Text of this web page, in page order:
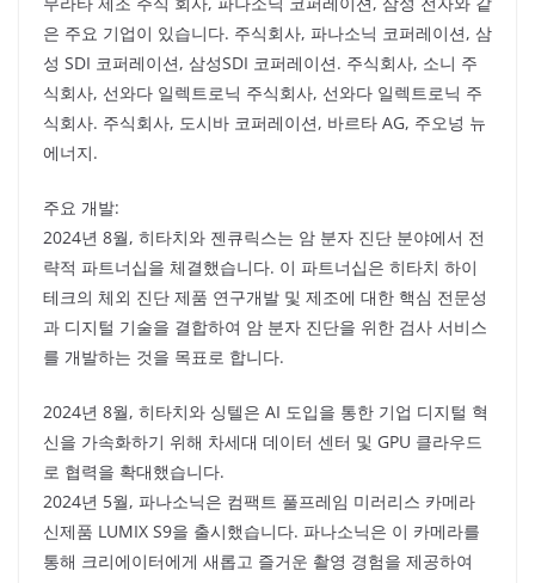
은 주요 기업이 있습니다. 주식회사, 파나소닉 코퍼레이션, 삼
성 SDI 코퍼레이션, 삼성SDI 코퍼레이션. 주식회사, 소니 주
식회사, 선와다 일렉트로닉 주식회사, 선와다 일렉트로닉 주
식회사. 주식회사, 도시바 코퍼레이션, 바르타 AG, 주오넝 뉴
에너지.
주요 개발:
2024년 8월, 히타치와 젠큐릭스는 암 분자 진단 분야에서 전
략적 파트너십을 체결했습니다. 이 파트너십은 히타치 하이
테크의 체외 진단 제품 연구개발 및 제조에 대한 핵심 전문성
과 디지털 기술을 결합하여 암 분자 진단을 위한 검사 서비스
를 개발하는 것을 목표로 합니다.
2024년 8월, 히타치와 싱텔은 AI 도입을 통한 기업 디지털 혁
신을 가속화하기 위해 차세대 데이터 센터 및 GPU 클라우드
로 협력을 확대했습니다.
2024년 5월, 파나소닉은 컴팩트 풀프레임 미러리스 카메라
신제품 LUMIX S9을 출시했습니다. 파나소닉은 이 카메라를
통해 크리에이터에게 새롭고 즐거운 촬영 경험을 제공하여